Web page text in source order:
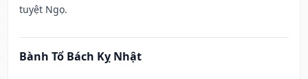
tuyệt Ngọ.
Bành Tổ Bách Kỵ Nhật